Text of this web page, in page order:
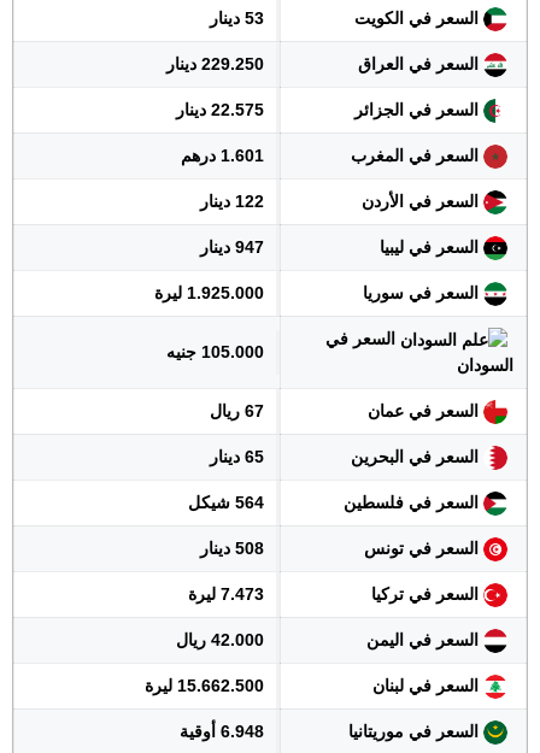
السعر في الكويت 53 دينار
السعر في العراق 229.250 دينار
السعر في الجزائر 22.575 دينار
السعر في المغرب 1.601 درهم
السعر في الأردن 122 دينار
السعر في ليبيا 947 دينار
السعر في سوريا 1.925.000 ليرة
السعر في
السودان
105.000 جنيه
السعر في عمان 67 ريال
السعر في البحرين 65 دينار
السعر في فلسطين 564 شيكل
السعر في تونس 508 دينار
السعر في تركيا 7.473 ليرة
السعر في اليمن 42.000 ريال
السعر في لبنان 15.662.500 ليرة
السعر في موريتانيا 6.948 أوقية